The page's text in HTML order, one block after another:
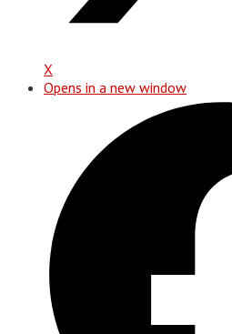
X
Opens in a new window